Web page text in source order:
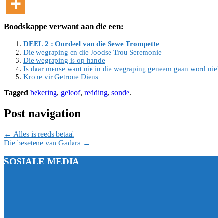
Boodskappe verwant aan die een:
DEEL 2 : Oordeel van die Sewe Trompette
Die wegraping en die Joodse Trou Seremonie
Die wegraping is op hande
Is daar mense want nie in die wegraping geneem gaan word
Krone vir Getroue Diens
Tagged bekering, geloof, redding, sonde.
Post navigation
← Alles is reeds betaal
Die besetene van Gadara →
SOSIALE MEDIA